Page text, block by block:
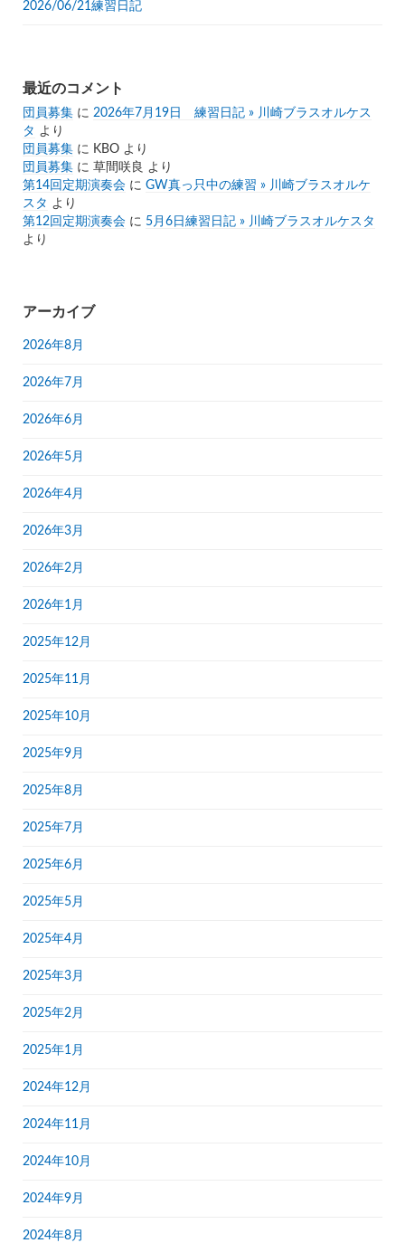
2026/06/21練習日記
最近のコメント
団員募集 に 2026年7月19日 練習日記 » 川崎ブラスオルケス
タ より
団員募集 に KBO より
団員募集 に 草間咲良 より
第14回定期演奏会 に GW真っ只中の練習 » 川崎ブラスオルケ
スタ より
第12回定期演奏会 に 5月6日練習日記 » 川崎ブラスオルケスタ
より
アーカイブ
2026年8月
2026年7月
2026年6月
2026年5月
2026年4月
2026年3月
2026年2月
2026年1月
2025年12月
2025年11月
2025年10月
2025年9月
2025年8月
2025年7月
2025年6月
2025年5月
2025年4月
2025年3月
2025年2月
2025年1月
2024年12月
2024年11月
2024年10月
2024年9月
2024年8月